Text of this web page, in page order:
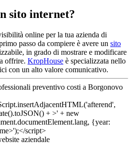
sito internet?
online per la tua azienda di
passo da compiere è avere un sito
in grado di mostrare e modificare
offrire. KropHouse è specializzata nello
con un alto valore comunicativo.
aziendale